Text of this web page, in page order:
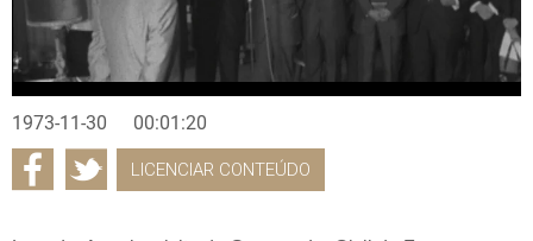
1973-11-30 00:01:20
LICENCIAR CONTEÚDO